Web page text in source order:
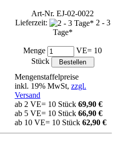
Art-Nr. EJ-02-0022
Lieferzeit:
2 - 3
Tage*
Menge
VE= 10
Stück
Mengenstaffelpreise
inkl. 19% MwSt, zzgl.
Versand
ab 2 VE= 10 Stück 69,90 €
ab 5 VE= 10 Stück 66,90 €
ab 10 VE= 10 Stück 62,90 €